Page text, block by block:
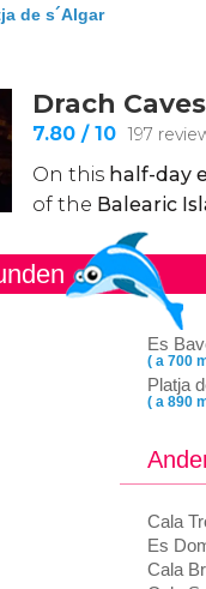
de s´Algar
Es
( a 700
Platja
( a 890
Cala
Es
Cala